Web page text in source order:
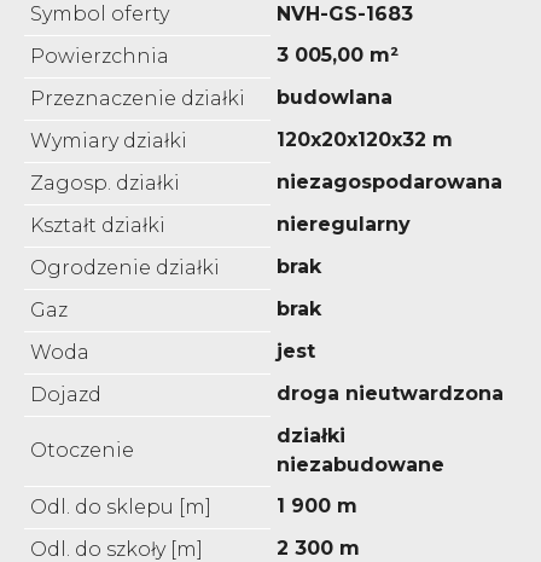
Symbol oferty
NVH-GS-1683
Powierzchnia
3 005,00 m²
Przeznaczenie działki
budowlana
Wymiary działki
120x20x120x32 m
Zagosp. działki
niezagospodarowana
Kształt działki
nieregularny
Ogrodzenie działki
brak
Gaz
brak
Woda
jest
Dojazd
droga nieutwardzona
Otoczenie
działki
niezabudowane
Odl. do sklepu [m]
1 900 m
Odl. do szkoły [m]
2 300 m